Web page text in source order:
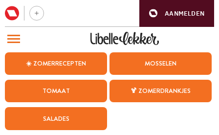
AANMELDEN
☀️ ZOMERRECEPTEN MOSSELEN
TOMAAT 🍹 ZOMERDRANKJES
SALADES
BEZOEK ONZE ANDERE WEBSITES
WEEKMENU
CHAT MET MAIA